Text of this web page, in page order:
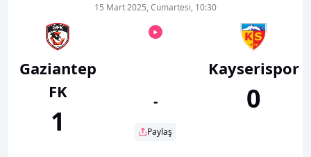
Gaziantep
FK
1
15 Mart 2025, Cumartesi, 10:30
-
Paylaş
Kayserispor
0